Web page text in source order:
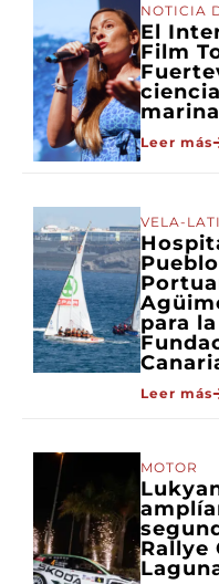
NOTICIA
El
Film
marina
Leer más
VELA-
para
Leer más
MOTOR
Rallye